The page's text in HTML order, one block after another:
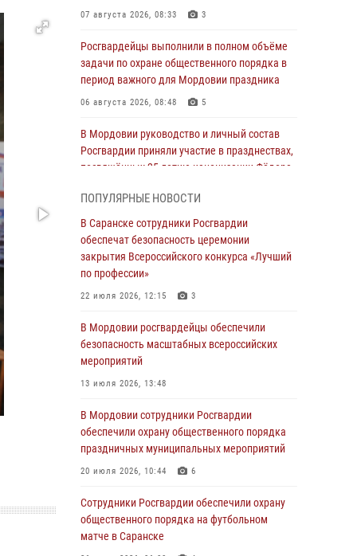
07 августа 2026, 08:33 3
Росгвардейцы выполнили в полном объёме
задачи по охране общественного порядка в
период важного для Мордовии праздника
06 августа 2026, 08:48 5
В Мордовии руководство и личный состав
Росгвардии приняли участие в празднествах,
посвящённых 25-летию канонизации Фёдора
В Саранске сотрудники Росгвардии
задержали дебошира, повредившего
имущество в кафе
06 августа 2026, 07:03
В Саранске по обращению жителей
правоохранители отреагировали
незамедлительно
05 августа 2026, 15:04
В Саранске сотрудники Росгвардии
задержали мужчину, подозреваемого в
причинении телесных повреждений супруге
05 августа 2026, 12:34
Росгвардейцы обеспечили общественную
безопасность во время проведения
масштабного праздника в Темникове
ПОПУЛЯРНЫЕ НОВОСТИ
В Саранске сотрудники Росгвардии
обеспечат безопасность церемонии
закрытия Всероссийского конкурса «Лучший
по профессии»
22 июля 2026, 12:15 3
В Мордовии росгвардейцы обеспечили
безопасность масштабных всероссийских
мероприятий
13 июля 2026, 13:48
В Мордовии сотрудники Росгвардии
обеспечили охрану общественного порядка
праздничных муниципальных мероприятий
20 июля 2026, 10:44 6
Сотрудники Росгвардии обеспечили охрану
общественного порядка на футбольном
матче в Саранске